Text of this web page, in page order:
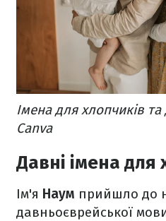
Імена для хлопчиків
Canva
Давні імена для
Ім'я Наум прийшло до
давньоєврейської